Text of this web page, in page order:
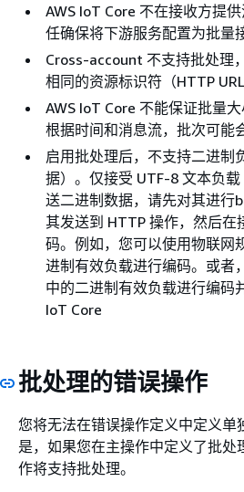
AWS IoT Core 不在接收方提
任确保将下游服务配置为批量
Cross-account 不支持批处理
相同的资源标识符（HTTP URL
AWS IoT Core 不能保证批量大
根据时间和消息流，批次可能
启用批处理后，不支持二进制
据）。仅接受 UTF-8 文本负
送二进制数据，请先对其进行
其发送到 HTTP 操作，然后在
码。例如，您可以使用物联网
进制有效负载进行编码。或者
中的二进制有效负载进行编码
IoT Core
批处理的错误操作
您将无法在错误操作定义中定义单
是，如果您在主操作中定义了批处
作将支持批处理。